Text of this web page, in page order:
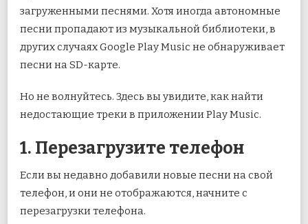
загруженными песнями. Хотя иногда автономные
песни пропадают из музыкальной библиотеки, в
других случаях Google Play Music не обнаруживает
песни на SD-карте.
Но не волнуйтесь. Здесь вы увидите, как найти
недостающие треки в приложении Play Music.
1. Перезагрузите телефон
Если вы недавно добавили новые песни на свой
телефон, и они не отображаются, начните с
перезагрузки телефона.